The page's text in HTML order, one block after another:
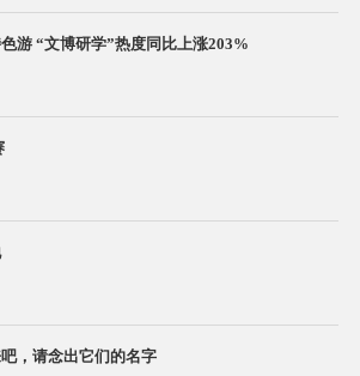
游 “文博研学”热度同比上涨203%
，请念出它们的名字